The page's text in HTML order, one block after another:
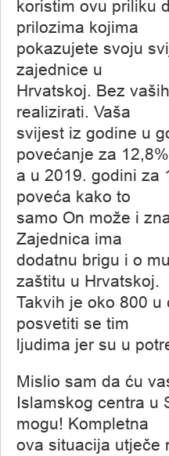
koristim ovu priliku
prilozima kojima
pokazujete svoju
zajednice u
Hrvatskoj. Bez
realizirati. Vaša
svijest iz godine u
povećanje za
a u 2019. godini za
poveća kako to
samo On može i
Zajednica ima
dodatnu brigu i o
zaštitu u Hrvatskoj.
Takvih je oko 800
posvetiti se tim
ljudima jer su u
Mislio sam da ću
Islamskog centra u
mogu! Kompletna
ova situacija utječe